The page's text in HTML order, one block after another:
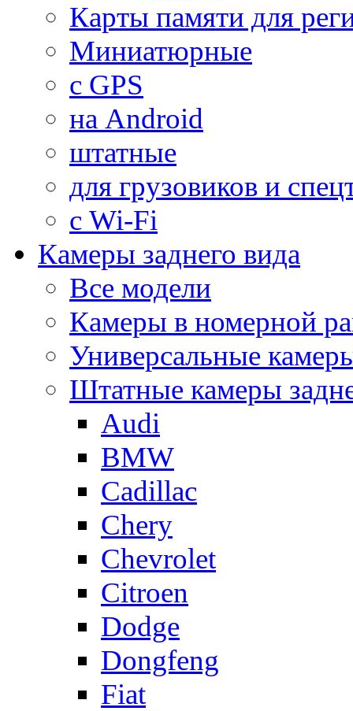
Карты памяти для
Миниатюрные
с GPS
на Android
штатные
для грузовиков и
с Wi-Fi
Камеры заднего вида
Все модели
Камеры в номерной
Универсальные
Штатные камеры
Audi
BMW
Cadillac
Chery
Chevrolet
Citroen
Dodge
Dongfeng
Fiat